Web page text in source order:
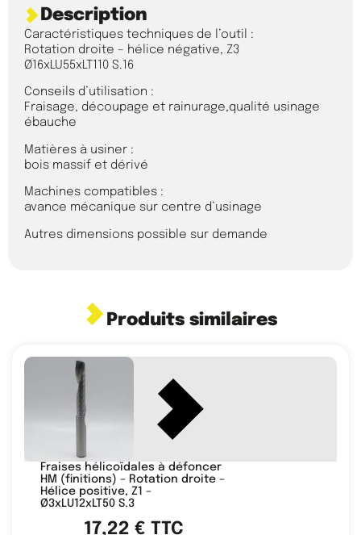
Description
Caractéristiques techniques de l’outil :
Rotation droite – hélice négative, Z3
Ø16xLU55xLT110 S.16
Conseils d’utilisation :
Fraisage, découpage et rainurage,qualité usinage
ébauche
Matières à usiner :
bois massif et dérivé
Machines compatibles :
avance mécanique sur centre d’usinage
Autres dimensions possible sur demande
Produits similaires
Fraises hélicoïdales à défoncer
HM (finitions) – Rotation droite –
Hélice positive, Z1 –
Ø3xLU12xLT50 S.3
17,22€ TTC